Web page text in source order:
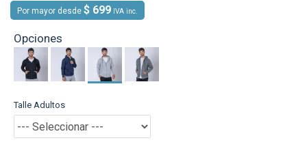
Por mayor desde $ 699 IVA inc.
Opciones
Talle Adultos